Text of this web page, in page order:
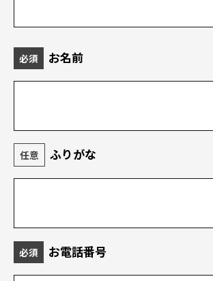
必須 お名前
任意 ふりがな
必須 お電話番号